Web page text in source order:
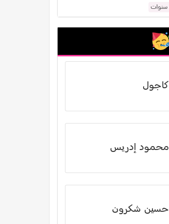
كاجول
محمود إدريس
حسين شكرون